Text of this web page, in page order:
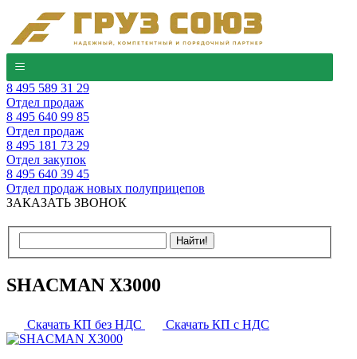
8 495 589 31 29
Отдел продаж
8 495 640 99 85
Отдел продаж
8 495 181 73 29
Отдел закупок
8 495 640 39 45
Отдел продаж новых полуприцепов
ЗАКАЗАТЬ ЗВОНОК
SHACMAN X3000
Скачать КП без НДС Скачать КП с НДС